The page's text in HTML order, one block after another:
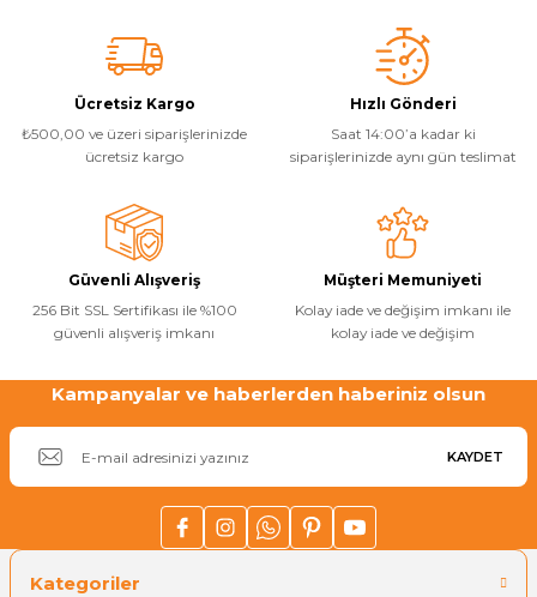
Ürün açıklamasında eksik bilgiler bulunuyor.
Ürün bilgilerinde hatalar bulunuyor.
Ürün fiyatı diğer sitelerden daha pahalı.
Bu ürüne benzer farklı alternatifler olmalı.
₺ 67.076,48
Stokta Yok
Aiper Havuz Robotu
Aiper Seagull Plus Kablosuz Robotik Havuz Temizleyici
₺ 64.699,76
Stokta Yok
Ücretsiz Kargo
₺500,00 ve üzeri siparişlerinizde
ücretsiz kargo
Hızlı Gönderi
Saat 14:00’a kadar ki
siparişlerinizde aynı gün teslimat
Güvenli Alışveriş
256 Bit SSL Sertifikası ile %100
güvenli alışveriş imkanı
Müşteri Memuniyeti
Kolay iade ve değişim imkanı ile
kolay iade ve değişim
Kampanyalar ve haberlerden haberiniz olsun
KAYDET
Kategoriler